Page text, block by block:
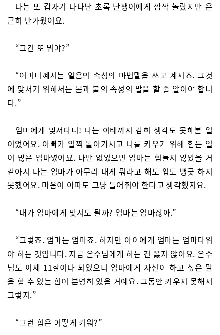
나는 또 갑자기 나타난 초록 난쟁이에게 깜짝 놀랐지만 은
근히 반가웠어요.
“그건 또 뭐야?”
“어머니꼐서는 얼음의 속성의 마법말을 쓰고 계시죠. 그것
에 맞서기 위해서는 봄과 불의 속성의 말을 할 줄 알아야 합니
다.”
엄마에게 맞서다니! 나는 여태까지 감히 생각도 못해본 일
이었어요. 아빠가 일찍 돌아가시고 나를 키우기 위해 힘든 일
이 많은 엄마였어요. 나만 없었으면 엄마는 힘들지 않았을 거
같아서 나는 엄마가 아무리 내게 뭐라고 해도 입도 뻥긋 하지
못했어요. 마음이 아파도 그냥 들어줘야 한다고 생각했지요.
“내가 엄마에게 맞서도 될까? 엄마는 엄마잖아.”
“그렇죠. 엄마는 엄마죠. 하지만 아이에게 엄마는 엄마다워
야 하는 것입니다. 지금 은수님에게 하는 건 옳지 않아요. 은수
님도 이제 11살이나 되었으니 엄마에게 자신이 하고 싶은 말
을 할 수 있는 힘이 분명히 있을 거예요. 그동안 키우지 못해서
그렇지.”
“그런 힘은 어떻게 키워?”